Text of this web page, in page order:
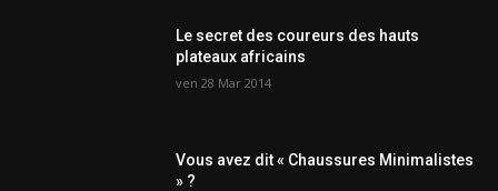
Le secret des coureurs des hauts
plateaux africains
ven 28 Mar 2014
Vous avez dit « Chaussures Minimalistes
» ?